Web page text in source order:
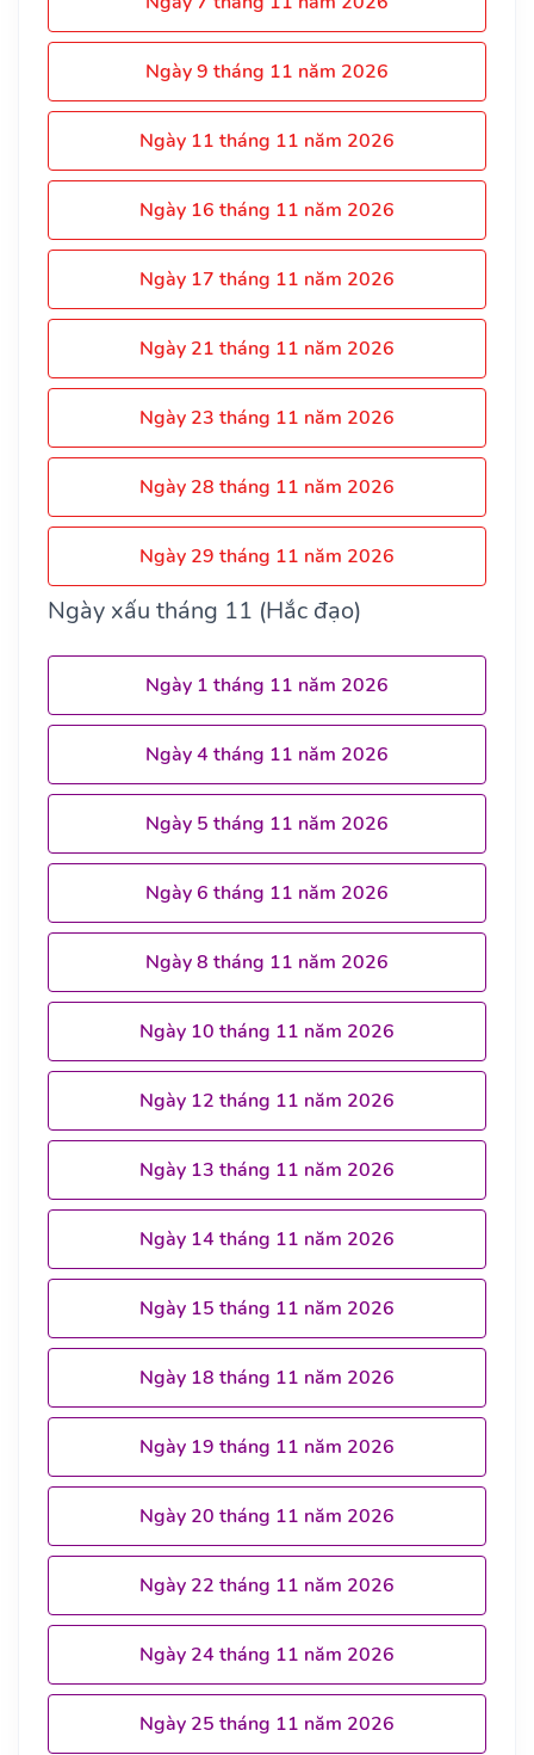
Ngày 9 tháng 11 năm 2026
Ngày 11 tháng 11 năm 2026
Ngày 16 tháng 11 năm 2026
Ngày 17 tháng 11 năm 2026
Ngày 21 tháng 11 năm 2026
Ngày 23 tháng 11 năm 2026
Ngày 28 tháng 11 năm 2026
Ngày 29 tháng 11 năm 2026
Ngày xấu tháng 11 (Hắc đạo)
Ngày 1 tháng 11 năm 2026
Ngày 4 tháng 11 năm 2026
Ngày 5 tháng 11 năm 2026
Ngày 6 tháng 11 năm 2026
Ngày 8 tháng 11 năm 2026
Ngày 10 tháng 11 năm 2026
Ngày 12 tháng 11 năm 2026
Ngày 13 tháng 11 năm 2026
Ngày 14 tháng 11 năm 2026
Ngày 15 tháng 11 năm 2026
Ngày 18 tháng 11 năm 2026
Ngày 19 tháng 11 năm 2026
Ngày 20 tháng 11 năm 2026
Ngày 22 tháng 11 năm 2026
Ngày 24 tháng 11 năm 2026
Ngày 25 tháng 11 năm 2026